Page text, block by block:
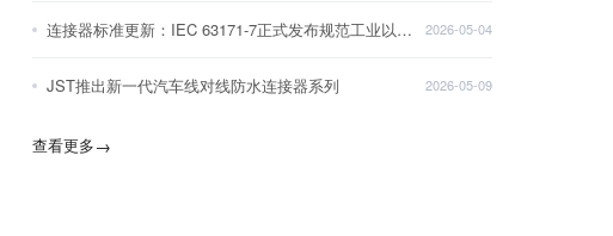
连接器标准更新：IEC 63171-7正式发布规范工业以太网接口 2026-05-04
JST推出新一代汽车线对线防水连接器系列 2026-05-09
查看更多→